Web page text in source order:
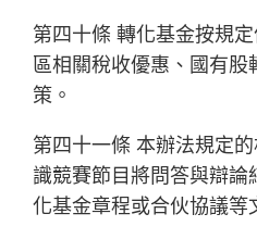
第四十條 轉化基金按規
區相關稅收優惠、國有股
策。
第四十一條 本辦法規定
識競賽節目將問答與辯
化基金章程或合伙協議等